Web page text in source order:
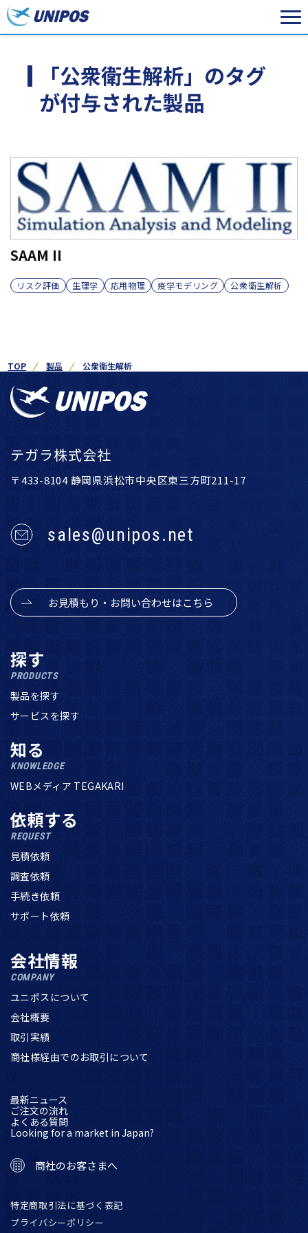
「公衆衛生解析」のタグ
が付与された製品
SAAM II
リスク評価 生理学 応用物理 疫学モデリング 公衆衛生解析
TOP 製品 公衆衛生解析
テガラ株式会社
〒433-8104 静岡県浜松市中央区東三方町211-17
sales@unipos.net
お見積もり・お問い合わせはこちら
探す
PRODUCTS
製品を探す
サービスを探す
知る
KNOWLEDGE
WEBメディア TEGAKARI
依頼する
REQUEST
見積依頼
調査依頼
手続き依頼
サポート依頼
会社情報
COMPANY
ユニポスについて
会社概要
取引実績
商社様経由でのお取引について
最新ニュース
ご注文の流れ
よくある質問
Looking for a market in Japan?
商社のお客さまへ
特定商取引法に基づく表記
プライバシーポリシー